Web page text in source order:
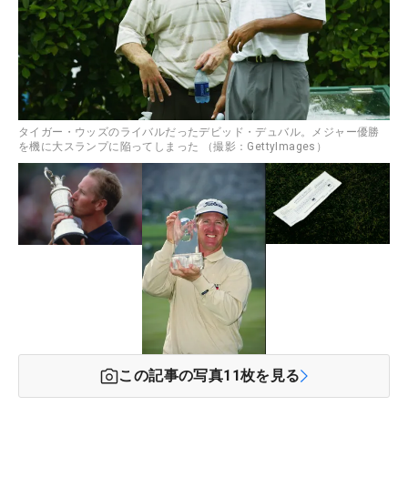
タイガー・ウッズのライバルだったデビッド・デュバル。メジャー優勝
を機に大スランプに陥ってしまった （撮影：GettyImages）
この記事の写真11枚を見る